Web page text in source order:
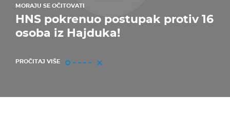
MORAJU SE OČITOVATI
HNS pokrenuo postupak protiv 16
osoba iz Hajduka!
PROČITAJ VIŠE